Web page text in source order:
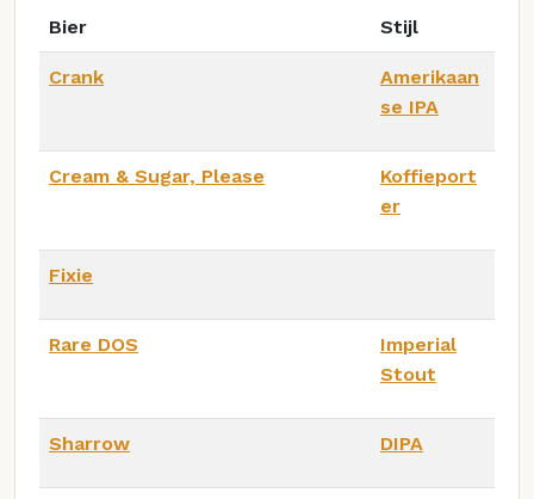
Bier Stijl
Crank
Amerikaan
se IPA
Cream & Sugar, Please
Koffieport
er
Fixie
Rare DOS
Imperial
Stout
Sharrow DIPA